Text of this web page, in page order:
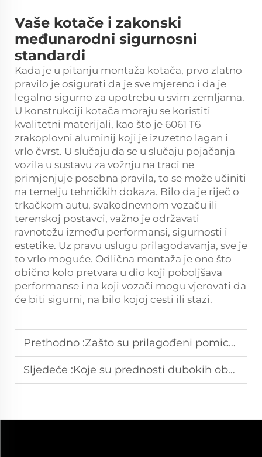
Vaše kotače i zakonski
međunarodni sigurnosni
standardi
Kada je u pitanju montaža kotača, prvo zlatno
pravilo je osigurati da je sve mjereno i da je
legalno sigurno za upotrebu u svim zemljama.
U konstrukciji kotača moraju se koristiti
kvalitetni materijali, kao što je 6061 T6
zrakoplovni aluminij koji je izuzetno lagan i
vrlo čvrst. U slučaju da se u slučaju pojačanja
vozila u sustavu za vožnju na traci ne
primjenjuje posebna pravila, to se može učiniti
na temelju tehničkih dokaza. Bilo da je riječ o
trkačkom autu, svakodnevnom vozaču ili
terenskoj postavci, važno je održavati
ravnotežu između performansi, sigurnosti i
estetike. Uz pravu uslugu prilagođavanja, sve je
to vrlo moguće. Odlična montaža je ono što
obično kolo pretvara u dio koji poboljšava
performanse i na koji vozači mogu vjerovati da
će biti sigurni, na bilo kojoj cesti ili stazi.
Prethodno :Zašto su prilagođeni pomicanja potrebna za staggered setup kotača?
Sljedeće :Koje su prednosti dubokih obronaka za oblikovanje vozila?